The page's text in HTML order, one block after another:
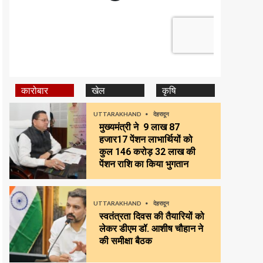
कारोबार खेल कृषि
UTTARAKHAND देहरादून
मुख्यमंत्री ने 9 लाख 87
हजार17 पेंशन लाभार्थियों को
कुल ₹146 करोड़ 32 लाख की
पेंशन राशि का किया भुगतान
UTTARAKHAND देहरादून
स्वतंत्रता दिवस की तैयारियों को
लेकर डीएम डॉ. आशीष चौहान ने
की समीक्षा बैठक